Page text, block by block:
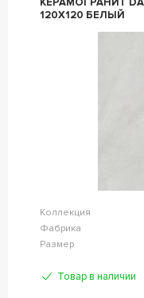
120X120 БЕЛЫЙ
Коллекция
Фабрика
Размер
Товар в наличии